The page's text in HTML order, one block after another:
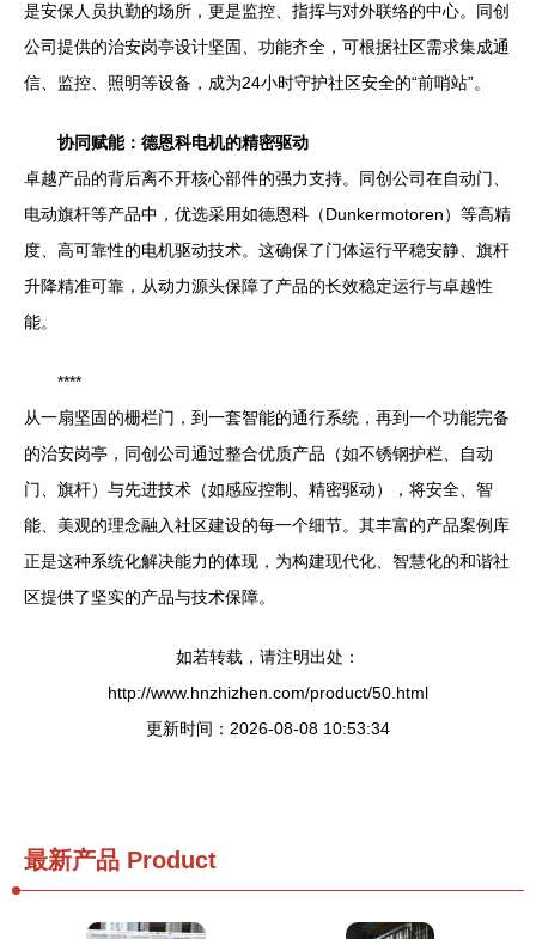
是安保人员执勤的场所，更是监控、指挥与对外联络的中心。同创
公司提供的治安岗亭设计坚固、功能齐全，可根据社区需求集成通
信、监控、照明等设备，成为24小时守护社区安全的“前哨站”。
协同赋能：德恩科电机的精密驱动
卓越产品的背后离不开核心部件的强力支持。同创公司在自动门、
电动旗杆等产品中，优选采用如德恩科（Dunkermotoren）等高精
度、高可靠性的电机驱动技术。这确保了门体运行平稳安静、旗杆
升降精准可靠，从动力源头保障了产品的长效稳定运行与卓越性
能。
****
从一扇坚固的栅栏门，到一套智能的通行系统，再到一个功能完备
的治安岗亭，同创公司通过整合优质产品（如不锈钢护栏、自动
门、旗杆）与先进技术（如感应控制、精密驱动），将安全、智
能、美观的理念融入社区建设的每一个细节。其丰富的产品案例库
正是这种系统化解决能力的体现，为构建现代化、智慧化的和谐社
区提供了坚实的产品与技术保障。
如若转载，请注明出处：
http://www.hnzhizhen.com/product/50.html
更新时间：2026-08-08 10:53:34
最新产品 Product